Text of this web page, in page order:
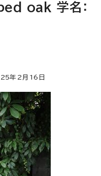
oak 学名：
年2月 16 日